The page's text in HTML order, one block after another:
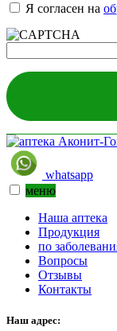
Я согласен на
whatsapp
меню
Наша аптека
Продукция
по
Вопросы
Отзывы
Контакты
Наш адрес: